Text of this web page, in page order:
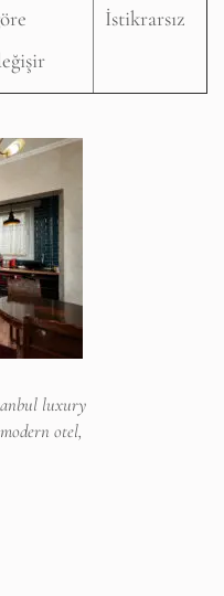
İstikrarsız
luxury
otel,